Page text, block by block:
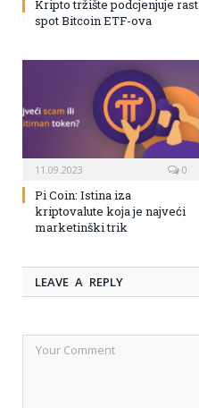
Kripto tržište podcjenjuje rast
spot Bitcoin ETF-ova
11.09.2023 0
Pi Coin: Istina iza
kriptovalute koja je najveći
marketinški trik
LEAVE A REPLY